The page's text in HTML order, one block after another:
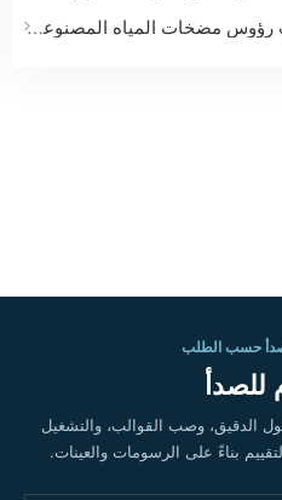
طرق تطبيق ومراقبة عيوب صب رؤوس مضخات المياه المصنوعة من الفولاذ المقاوم للصدأ بدقة عالية
حسب الطلب
للصدأ
وصب القوالب، والتشغيل
بناءً على الرسومات والعينات.